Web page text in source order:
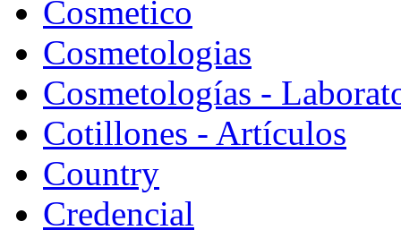
Cosmetico
Cosmetologias
Cosmetologías -
Cotillones - Artículos
Country
Credencial